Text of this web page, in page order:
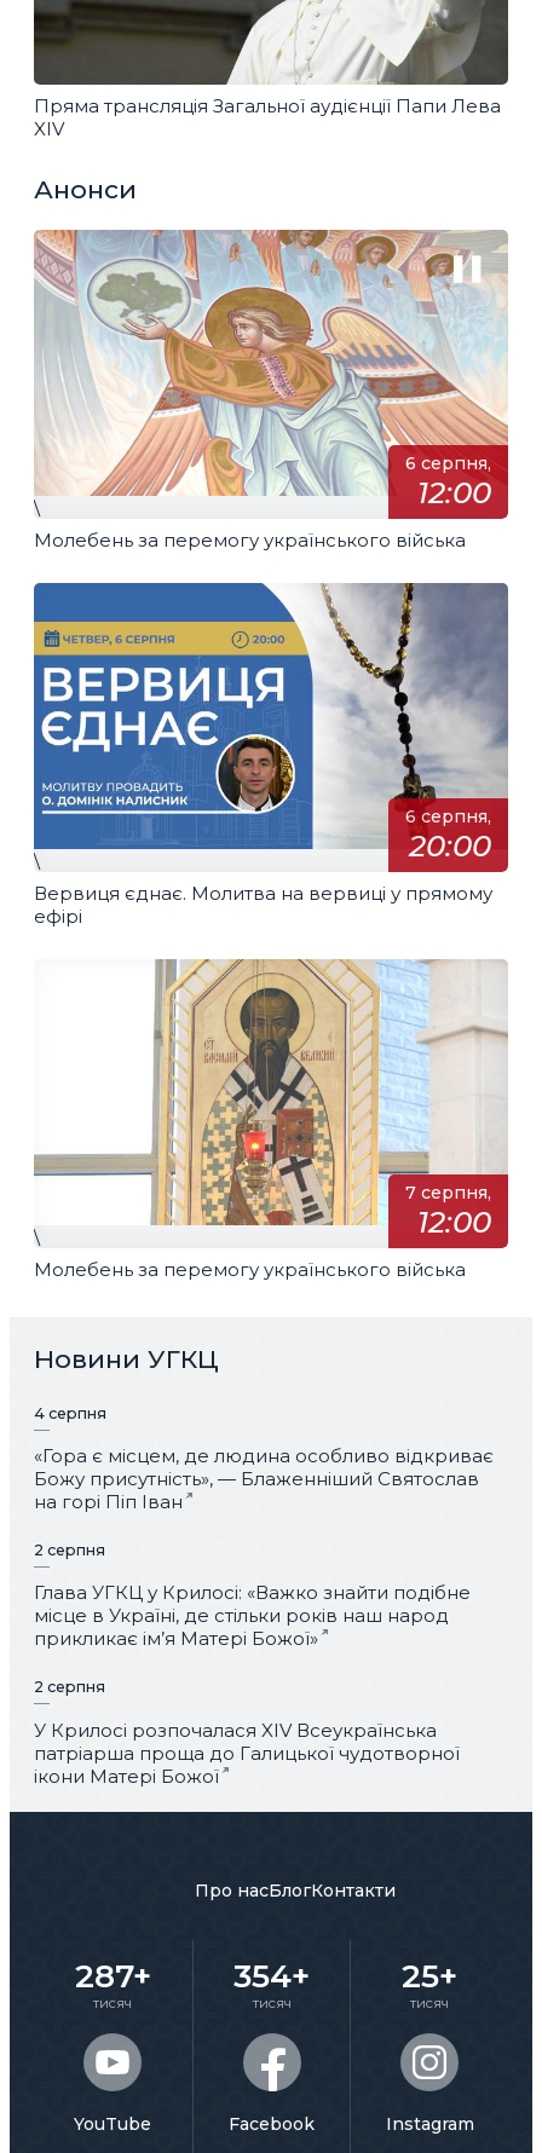
Пряма трансляція Загальної аудієнції Папи Лева
XIV
Анонси
6 серпня,
12:00
\
Молебень за перемогу українського війська
6 серпня,
20:00
\
Вервиця єднає. Молитва на вервиці у прямому
ефірі
7 серпня,
12:00
\
Молебень за перемогу українського війська
Новини УГКЦ
4 серпня
«Гора є місцем, де людина особливо відкриває
Божу присутність», — Блаженніший Святослав
на горі Піп Іван
2 серпня
Глава УГКЦ у Крилосі: «Важко знайти подібне
місце в Україні, де стільки років наш народ
прикликає ім’я Матері Божої»
2 серпня
У Крилосі розпочалася XIV Всеукраїнська
патріарша проща до Галицької чудотворної
ікони Матері Божої
Про насБлогКонтакти
287+
тисяч
YouTube
354+
тисяч
Facebook
25+
тисяч
Instagram